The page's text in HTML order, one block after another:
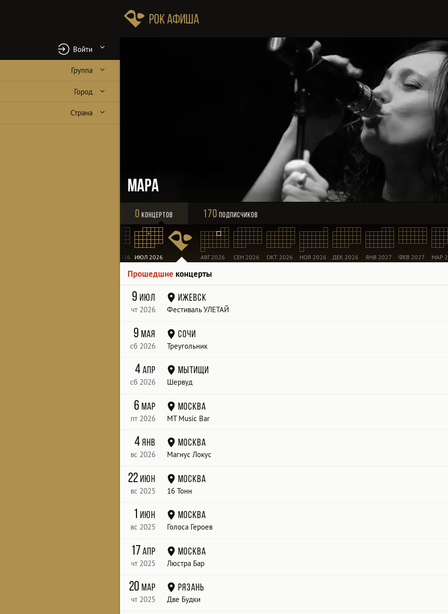
Рок Афиша
Войти
Группа
Город
Страна
Мара
0 Концертов 170 Подписчиков
ИЮН 2026 ИЮЛ 2026 АВГ 2026 СЕН 2026 ОКТ 2026 НОЯ 2026 ДЕК 2026 ЯНВ 2027 ФЕВ 2027 МАР
Прошедшие концерты
9июл
чт 2026
Ижевск
Фестиваль УЛЕТАЙ
9мая
сб 2026
Сочи
Треугольник
4апр
сб 2026
Мытищи
Шервуд
6мар
пт 2026
Москва
МТ Music Bar
4янв
вс 2026
Москва
Магнус Локус
22июн
вс 2025
Москва
16 Тонн
1июн
вс 2025
Москва
Голоса Героев
17апр
чт 2025
Москва
Люстра Бар
20мар
чт 2025
Рязань
Две Будки